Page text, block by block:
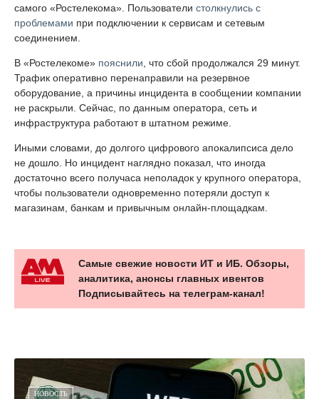
самого «Ростелекома». Пользователи столкнулись с
проблемами при подключении к сервисам и сетевым
соединением.
В «Ростелекоме» пояснили, что сбой продолжался 29 минут.
Трафик оперативно перенаправили на резервное
оборудование, а причины инцидента в сообщении компании
не раскрыли. Сейчас, по данным оператора, сеть и
инфраструктура работают в штатном режиме.
Иными словами, до долгого цифрового апокалипсиса дело
не дошло. Но инцидент наглядно показал, что иногда
достаточно всего получаса неполадок у крупного оператора,
чтобы пользователи одновременно потеряли доступ к
магазинам, банкам и привычным онлайн-площадкам.
Самые свежие новости ИТ и ИБ. Обзоры,
аналитика, анонсы главных ивентов
Подписывайтесь на телеграм-канал!
НОВОСТЬ